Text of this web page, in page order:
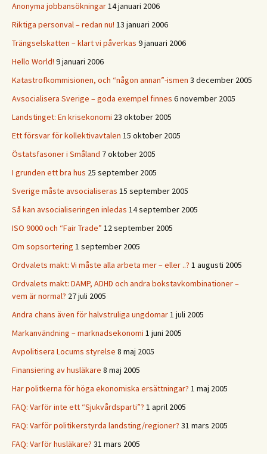
Anonyma jobbansökningar14 januari 2006
Riktiga personval – redan nu! 13 januari 2006
Trängselskatten – klart vi påverkas 9 januari 2006
Hello World! 9 januari 2006
Katastrofkommisionen, och “någon annan”-ismen 3 december 2005
Avsocialisera Sverige – goda exempel finnes 6 november 2005
Landstinget: En krisekonomi 23 oktober 2005
Ett försvar för kollektivavtalen 15 oktober 2005
Östatsfasoner i Småland 7 oktober 2005
I grunden ett bra hus 25 september 2005
Sverige måste avsocialiseras 15 september 2005
Så kan avsocialiseringen inledas 14 september 2005
ISO 9000 och “Fair Trade” 12 september 2005
Om sopsortering 1 september 2005
Ordvalets makt: Vi måste alla arbeta mer – eller ..? 1 augusti 2005
Ordvalets makt: DAMP, ADHD och andra bokstavkombinationer –
vem är normal? 27 juli 2005
Andra chans även för halvstruliga ungdomar1 juli 2005
Markanvändning – marknadsekonomi 1 juni 2005
Avpolitisera Locums styrelse 8 maj 2005
Finansiering av husläkare 8 maj 2005
Har politkerna för höga ekonomiska ersättningar? 1 maj 2005
FAQ: Varför inte ett “Sjukvårdsparti”? 1 april 2005
FAQ: Varför politikerstyrda landsting/regioner? 31 mars 2005
FAQ: Varför husläkare? 31 mars 2005